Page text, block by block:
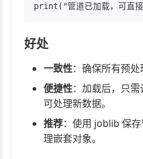
好处
一致性：确保所有预处
便捷性：加载后，只需
可处理新数据。
推荐：使用 joblib 保
理嵌套对象。